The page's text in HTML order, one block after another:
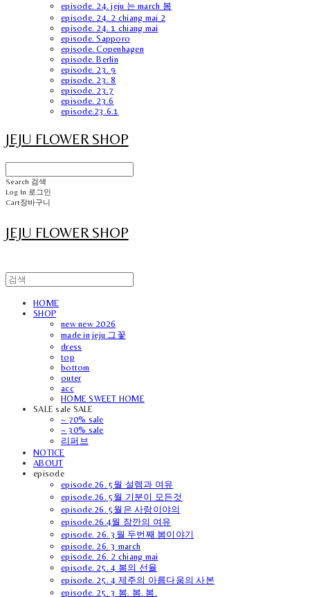
episode. 24. jeju 는 march 봄
episode. 24. 2 chiang mai 2
episode. 24. 1 chiang mai
episode. Sapporo
episode. Copenhagen
episode. Berlin
episode. 23. 9
episode. 23. 8
episode. 23.7
episode. 23.6
episode.23.6.1
JEJU FLOWER SHOP
Search 검색
Log In 로그인
Cart장바구니
JEJU FLOWER SHOP
HOME
SHOP
new new 2026
made in jeju 그꽃
dress
top
bottom
outer
acc
HOME SWEET HOME
SALE sale SALE
~ 70% sale
~ 30% sale
리퍼브
NOTICE
ABOUT
episode
episode.26. 5월 설렘과 여유
episode.26. 5월 기분이 모든것
episode.26. 5월은 사랑이야의
episode.26.4월 잠깐의 여유
episode. 26. 3월 두번째 봄이야기
episode. 26. 3 march
episode. 26. 2 chiang mai
episode. 25. 4 봄의 선율
episode. 25. 4 제주의 아름다움의 사본
episode. 25. 3 봄. 봄. 봄.